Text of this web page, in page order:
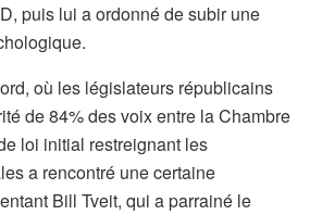
puis lui a ordonné de subir une
où les législateurs républicains
de 84% des voix entre la Chambre
loi initial restreignant les
a rencontré une certaine
Bill Tveit, qui a parrainé le